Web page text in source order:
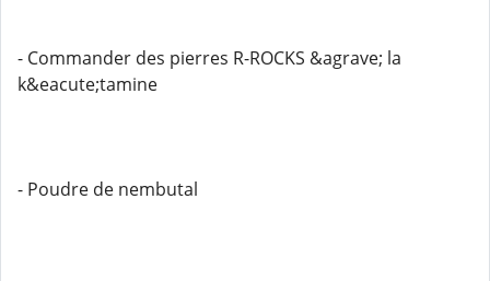
- Commander des pierres R-ROCKS &agrave; la
k&eacute;tamine
- Poudre de nembutal